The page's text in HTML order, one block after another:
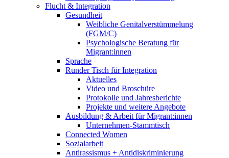
Flucht & Integration
Gesundheit
Weibliche Genitalverstümmelung
(FGM/C)
Psychologische Beratung für
Migrant:innen
Sprache
Runder Tisch für Integration
Aktuelles
Video und Broschüre
Protokolle und Jahresberichte
Projekte und weitere Angebote
Ausbildung & Arbeit für Migrant:innen
Unternehmen-Stammtisch
Connected Women
Sozialarbeit
Antirassismus + Antidiskriminierung